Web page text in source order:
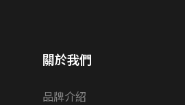
關於我們
品牌介紹